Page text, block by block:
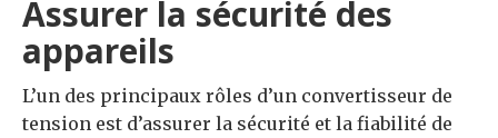
Assurer la sécurité des
appareils
L’un des principaux rôles d’un convertisseur de
tension est d’assurer la sécurité et la fiabilité de